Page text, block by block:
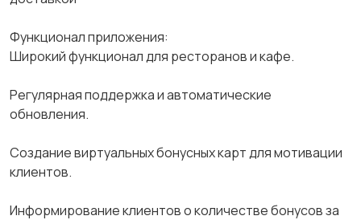
Функционал приложения:
Широкий функционал для ресторанов и кафе.
Регулярная поддержка и автоматические
обновления.
Создание виртуальных бонусных карт для мотивации
клиентов.
Информирование клиентов о количестве бонусов за